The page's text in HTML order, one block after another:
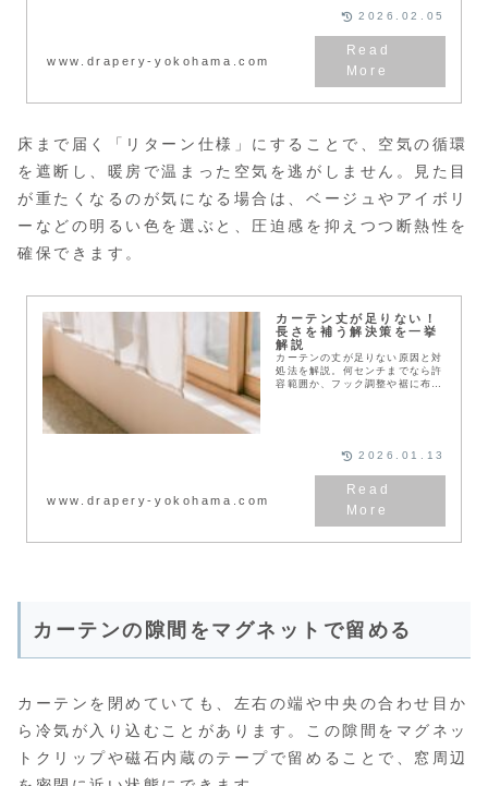
断熱対策で冬の暖房効率を劇的に
高めましょう。
www.drapery-yokohama.com
2026.02.05
床まで届く「リターン仕様」にすることで、空気の循環
を遮断し、暖房で温まった空気を逃がしません。見た目
が重たくなるのが気になる場合は、ベージュやアイボリ
ーなどの明るい色を選ぶと、圧迫感を抑えつつ断熱性を
確保できます。
カーテン丈が足りない！
長さを補う解決策を一挙
解説
カーテンの丈が足りない原因と対
処法を解説。何センチまでなら許
容範囲か、フック調整や裾に布を
www.drapery-yokohama.com
2026.01.13
カーテンの隙間をマグネットで留める
カーテンを閉めていても、左右の端や中央の合わせ目か
ら冷気が入り込むことがあります。この隙間をマグネッ
トクリップや磁石内蔵のテープで留めることで、窓周辺